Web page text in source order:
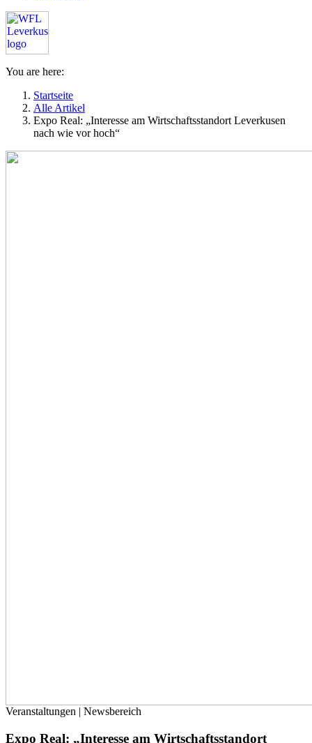
You are here:
Startseite
Alle Artikel
Expo Real: „Interesse am Wirtschaftsstandort Leverkusen
nach wie vor hoch“
Veranstaltungen | Newsbereich
Expo Real: „Interesse am Wirtschaftsstandort